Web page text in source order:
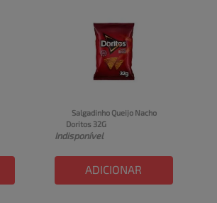
Salgadinho Queijo Nacho
Doritos 32G
Indisponível
ADICIONAR